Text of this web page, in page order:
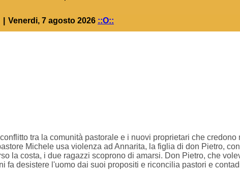
Venerdi, 7 agosto 2026 ::O::
tra la comunità pastorale e i nuovi proprietari che
Michele usa violenza ad Annarita, la figlia di don Pietro,
la costa, i due ragazzi scoprono di amarsi. Don Pietro, che
fa desistere l'uomo dai suoi propositi e riconcilia pastori e